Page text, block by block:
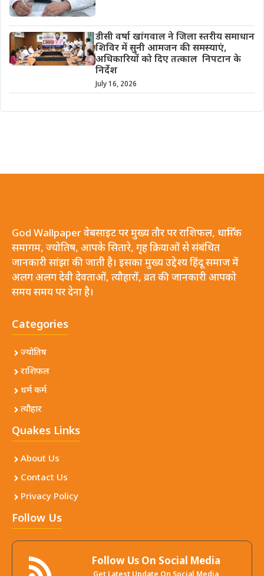
डीसी वर्षा खांगवाल ने जिला स्तरीय समाधान
शिविर में सुनी आमजन की समस्याएं,
अधिकारियों को दिए तत्काल निपटान के
निर्देश
July 16, 2026
God Wallpaper वेबसाइट पर मुख्य तौर पर राशिफल, धार्मिक
समागम, ज्योतिष, आपके सितारे, गृह क्रियाओं से संबंधित
जानकारी सांझा की जाती है। इसका मुख्य उद्देश्य हिंदू समाज में
अलग अलग देवी देवताओं, त्यौहारों, व्रत की जानकारी आपको
समय समय पर देना है।
Categories
ज्योतिष
राशिफल
धर्म कर्म
त्यौहार
Quakes Links
About Us
Contact Us
Privacy Policy
Follow Us
Follow Us On Social Media